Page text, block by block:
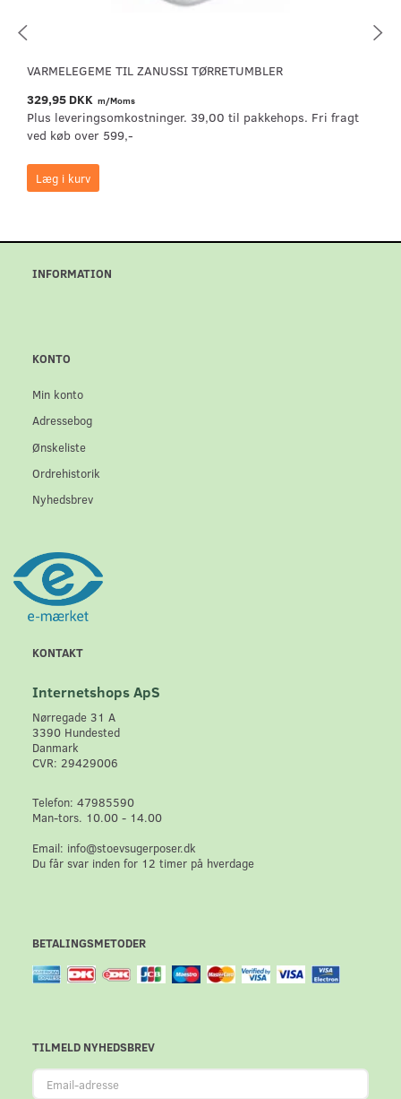
VARMELEGEME TIL ZANUSSI TØRRETUMBLER
329,95 DKK m/Moms
Plus leveringsomkostninger. 39,00 til pakkehops. Fri fragt
ved køb over 599,-
Læg i kurv
INFORMATION
KONTO
Min konto
Adressebog
Ønskeliste
Ordrehistorik
Nyhedsbrev
KONTAKT
Internetshops ApS
Nørregade 31 A
3390 Hundested
Danmark
CVR: 29429006
Telefon: 47985590
Man-tors. 10.00 - 14.00
Email: info@stoevsugerposer.dk
Du får svar inden for 12 timer på hverdage
BETALINGSMETODER
TILMELD NYHEDSBREV
Email-
adresse